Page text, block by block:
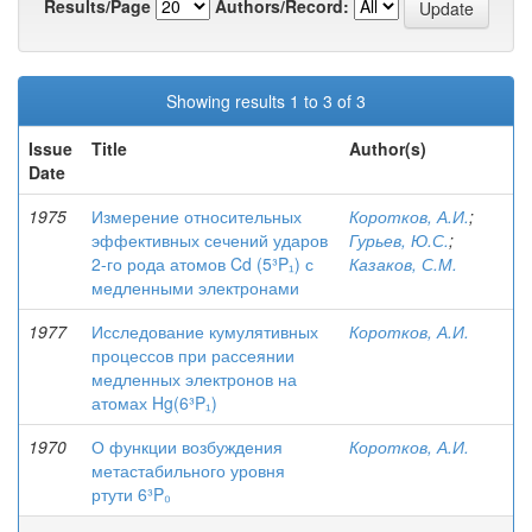
Results/Page
Authors/Record:
Showing results 1 to 3 of 3
Issue
Date
Title Author(s)
1975
Измерение относительных
эффективных сечений ударов
2-го рода атомов Cd (5³P₁) с
медленными электронами
Коротков, А.И.;
Гурьев, Ю.С.;
Казаков, С.М.
1977
Исследование кумулятивных
процессов при рассеянии
медленных электронов на
атомах Hg(6³P₁)
Коротков, А.И.
1970
О функции возбуждения
метастабильного уровня
ртути 6³P₀
Коротков, А.И.